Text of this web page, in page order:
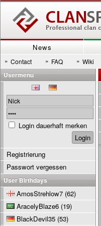
News
» Contact » FAQ » Wiki
Usermenu
Login dauerhaft merken
Registrierung
Passwort vergessen
User Birthdays
AmosStrehlow7 (62)
AracelyBlaze6 (19)
BlackDevil35 (53)